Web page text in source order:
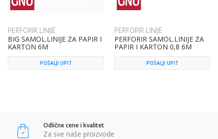
PERFORIR LINIJE
BIG SAMOL.LINIJE ZA PAPIR I
KARTON 6M
POŠALJI UPIT
PERFORIR LINIJE
PERFORIR SAMOL.LINIJE ZA
PAPIR I KARTON 0,8 6M
POŠALJI UPIT
Odlične cene i kvalitet
Za sve naše proizvode